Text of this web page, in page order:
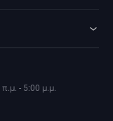
- 5:00 μ.μ.